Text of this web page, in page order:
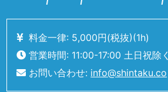
料金一律: 5,000円(税抜)(1h)
営業時間: 11:00-17:00 土日祝除く
お問い合わせ: info@shintaku.co